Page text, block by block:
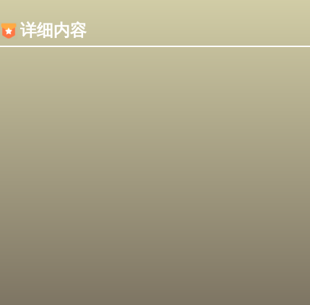
详细内容